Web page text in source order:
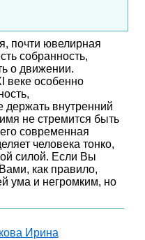
почти ювелирная
собранность,
о движении.
веке особенно
держать внутренний
не стремится быть
современная
человека тонко,
силой. Если Вы
как правило,
ума и негромким, но
Ирина